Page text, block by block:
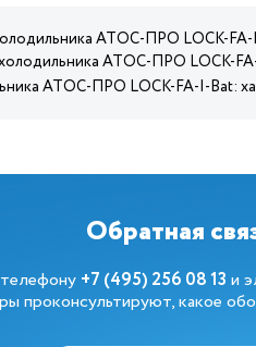
АТОС-ПРО LOCK-FA-
АТОС-ПРО LOCK-
АТОС-ПРО LOCK-FA-I-Bat:
Обратная
+7 (495) 256 08 13 и
проконсультируют, какое